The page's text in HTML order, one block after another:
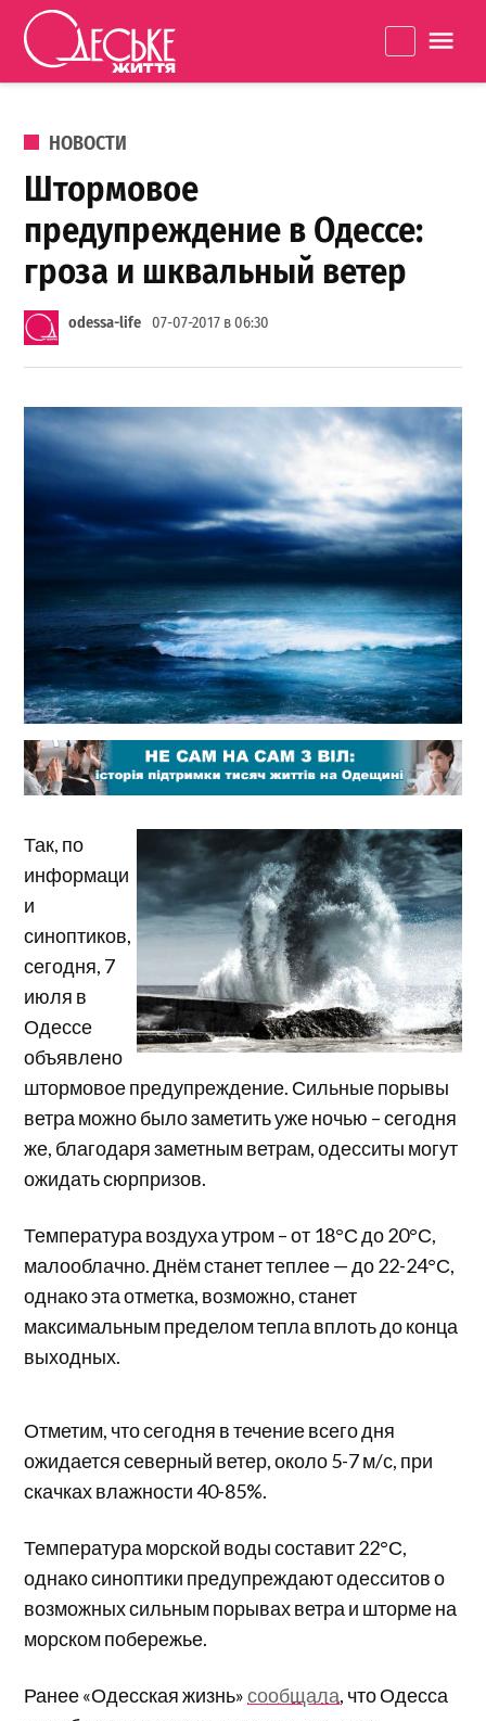
Перейти к содержанию
життя
ОПУБЛИКОВАНО В
НОВОСТИ
Штормовое
предупреждение в Одессе:
гроза и шквальный ветер
odessa-life 07-07-2017 в 06:30
Так, по
информаци
и
синоптиков,
сегодня, 7
июля в
Одессе
объявлено
штормовое предупреждение. Сильные порывы
ветра можно было заметить уже ночью – сегодня
же, благодаря заметным ветрам, одесситы могут
ожидать сюрпризов.
Температура воздуха утром – от 18°С до 20°С,
малооблачно. Днём станет теплее — до 22-24°С,
однако эта отметка, возможно, станет
максимальным пределом тепла вплоть до конца
выходных.
Отметим, что сегодня в течение всего дня
ожидается северный ветер, около 5-7 м/с, при
скачках влажности 40-85%.
Температура морской воды составит 22°С,
однако синоптики предупреждают одесситов о
возможных сильным порывах ветра и шторме на
морском побережье.
Ранее «Одесская жизнь»сообщала, что Одесса